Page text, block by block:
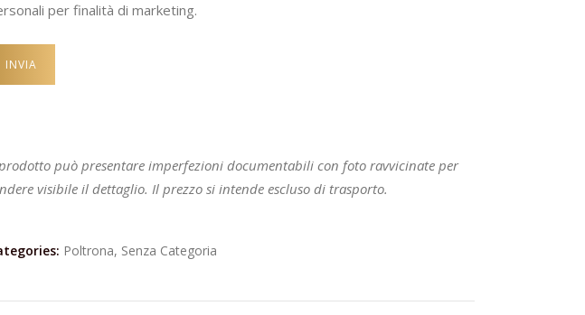
per finalità di marketing.
può presentare imperfezioni documentabili con foto ravvicinate per
visibile il dettaglio. Il prezzo si intende escluso di trasporto.
Poltrona, Senza Categoria